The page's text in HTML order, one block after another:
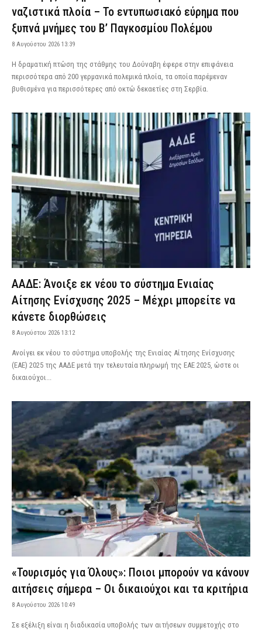
ναζιστικά πλοία – Το εντυπωσιακό εύρημα που
ξυπνά μνήμες του Β’ Παγκοσμίου Πολέμου
8 Αυγούστου 2026 13:39
Η δραματική πτώση της στάθμης του Δούναβη έφερε στην επιφάνεια
περισσότερα από 200 γερμανικά πολεμικά πλοία, τα οποία παρέμεναν
βυθισμένα για περισσότερες από οκτώ δεκαετίες στη Σερβία.
ΑΑΔΕ: Άνοιξε εκ νέου το σύστημα Ενιαίας
Αίτησης Ενίσχυσης 2025 – Μέχρι μπορείτε να
κάνετε διορθώσεις
8 Αυγούστου 2026 13:12
Aνοίγει εκ νέου το σύστημα υποβολής της Ενιαίας Αίτησης Ενίσχυσης
(ΕΑΕ) 2025 της ΑΑΔΕ μετά την τελευταία πληρωμή της ΕΑΕ 2025, ώστε οι
δικαιούχοι...
«Τουρισμός για Όλους»: Ποιοι μπορούν να κάνουν
αιτήσεις σήμερα – Οι δικαιούχοι και τα κριτήρια
8 Αυγούστου 2026 10:49
Σε εξέλιξη είναι η διαδικασία υποβολής των αιτήσεων συμμετοχής στο